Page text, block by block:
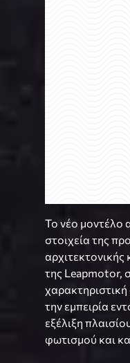
Το νέο μοντέλο
στοιχεία της
αρχιτεκτονικής
της Leapmotor,
χαρακτηριστική
την εμπειρία
εξέλιξη
φωτισμού και